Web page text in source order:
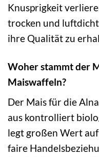
Knusprigkeit
trocken und
ihre Qualität zu
Woher stammt der
Maiswaffeln?
Der Mais für die
aus kontrolliert
legt großen Wert
faire